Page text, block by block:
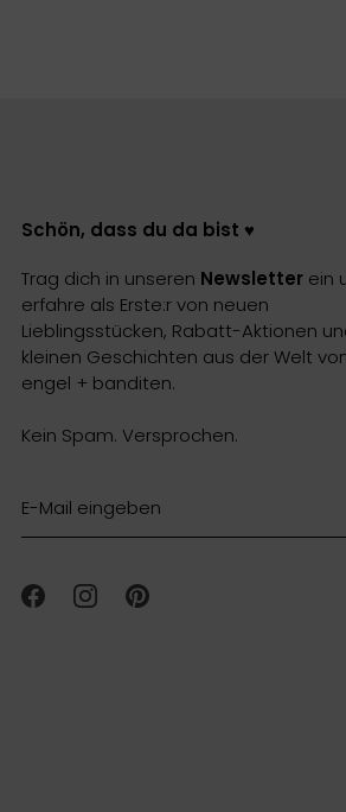
Schön, dass du da bist ♥️
Trag dich in unseren Newsletter ein
erfahre als Erste:r von neuen
Lieblingsstücken, Rabatt-Aktionen
kleinen Geschichten aus der Welt
engel + banditen.
Kein Spam. Versprochen.